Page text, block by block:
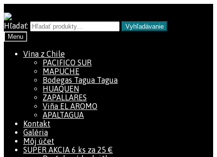
Hľadať:
Vyhľadávanie
Menu
Vína z Chile
PACIFICO SUR
MAPUCHE
Bodegas Tagua Tagua
HUAQUEN
ZAPALLARES
Viña EL AROMO
APALTAGUA
Kontakt
Galéria
Môj účet
SUPER AKCIA 6 ks za 25 €